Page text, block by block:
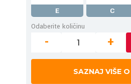
E C
Odaberite količinu
- +
SAZNAJ VIŠE